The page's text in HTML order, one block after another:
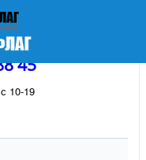
45
10-19